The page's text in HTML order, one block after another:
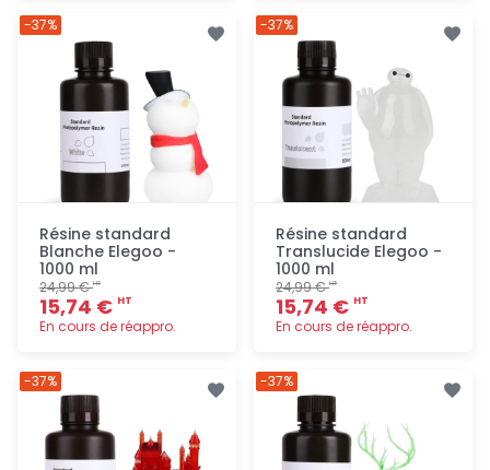
Résine standard
Blanche Elegoo -
1000 ml
24,99 €HT
15,74 € HT
En cours de réappro.
-37%
Résine standard
Translucide Elegoo -
1000 ml
24,99 €HT
15,74 € HT
En cours de réappro.
-37%
-37% -37%